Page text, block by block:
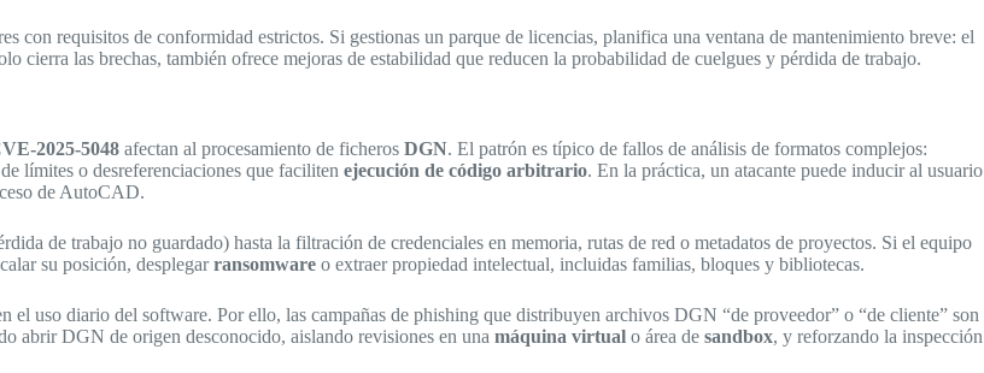
con requisitos de conformidad estrictos. Si gestionas un parque de licencias, planifica una ventana de mantenimiento breve: el
cierra las brechas, también ofrece mejoras de estabilidad que reducen la probabilidad de cuelgues y pérdida de trabajo.
2025-5048 afectan al procesamiento de ficheros DGN. El patrón es típico de fallos de análisis de formatos complejos:
límites o desreferenciaciones que faciliten ejecución de código arbitrario. En la práctica, un atacante puede inducir al usuario
de AutoCAD.
de trabajo no guardado) hasta la filtración de credenciales en memoria, rutas de red o metadatos de proyectos. Si el equipo
su posición, desplegarransomware o extraer propiedad intelectual, incluidas familias, bloques y bibliotecas.
uso diario del software. Por ello, las campañas de phishing que distribuyen archivos DGN “de proveedor” o “de cliente” son
abrir DGN de origen desconocido, aislando revisiones en una máquina virtual o área de sandbox, y reforzando la inspección